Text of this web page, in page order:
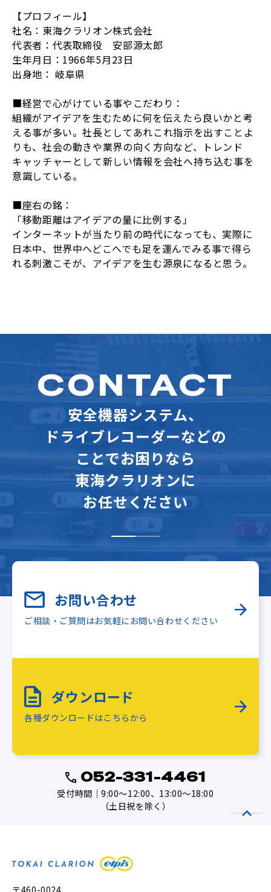
【プロフィール】
社名：東海クラリオン株式会社
代表者：代表取締役 安部源太郎
生年月日：1966年5月23日
出身地： 岐阜県
■経営で心がけている事やこだわり：
組織がアイデアを生むために何を伝えたら良いかと考
える事が多い。社長としてあれこれ指示を出すことよ
りも、社会の動きや業界の向く方向など、トレンド
キャッチャーとして新しい情報を会社へ持ち込む事を
意識している。
■座右の銘：
「移動距離はアイデアの量に比例する」
インターネットが当たり前の時代になっても、実際に
日本中、世界中へどこへでも足を運んでみる事で得ら
れる刺激こそが、アイデアを生む源泉になると思う。
CONTACT
安全機器システム、
ドライブレコーダーなどの
ことでお困りなら
東海クラリオンに
お任せください
お問い合わせ
ご相談・ご質問はお気軽にお問い合わせください
ダウンロード
各種ダウンロードはこちらから
052-331-4461
受付時間｜9:00～12:00、13:00～18:00
（土日祝を除く）
〒460-0024